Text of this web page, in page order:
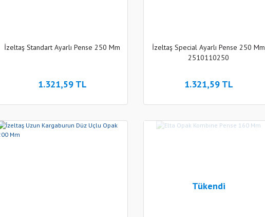
İzeltaş Standart Ayarlı Pense 250 Mm
1.321,59 TL
İzeltaş Special Ayarlı Pense 250 Mm
2510110250
1.321,59 TL
Tükendi